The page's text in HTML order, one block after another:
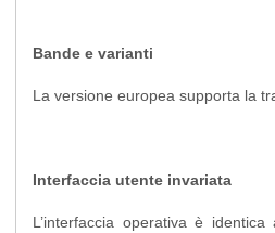
Bande e varianti
La versione europea supporta la
Interfaccia utente invariata
L’interfaccia operativa è